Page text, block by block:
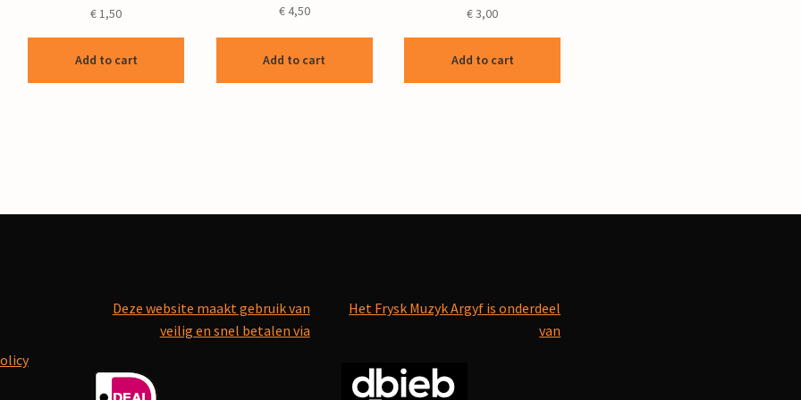
€1,50
Add to cart
€4,50
Add to cart
€3,00
Add to cart
Deze website maakt gebruik van
veilig en snel betalen via
Het Frysk Muzyk Argyf is onderdeel
van